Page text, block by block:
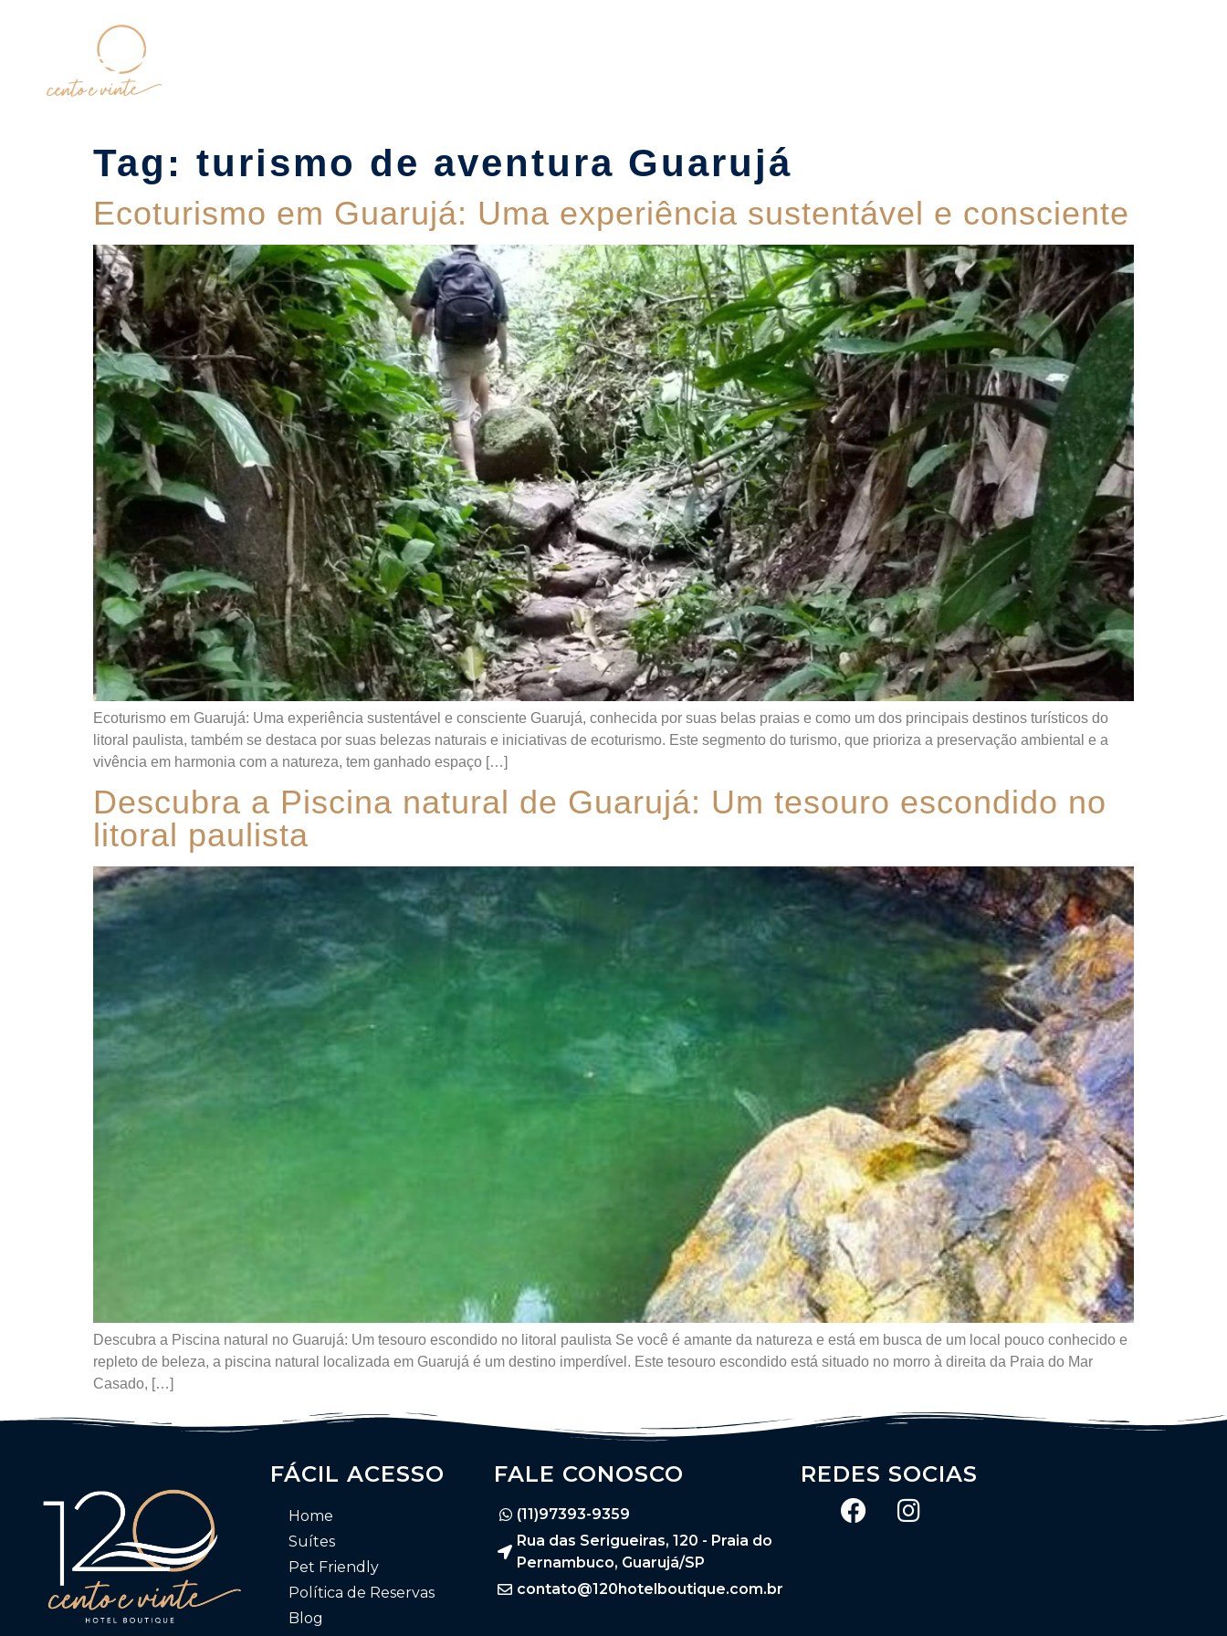
Tag: turismo de aventura Guarujá
Ecoturismo em Guarujá: Uma experiência sustentável e consciente
Ecoturismo em Guarujá: Uma experiência sustentável e consciente Guarujá, conhecida por suas belas praias e como um dos principais destinos turísticos do
litoral paulista, também se destaca por suas belezas naturais e iniciativas de ecoturismo. Este segmento do turismo, que prioriza a preservação ambiental e a
vivência em harmonia com a natureza, tem ganhado espaço […]
Descubra a Piscina natural de Guarujá: Um tesouro escondido no
litoral paulista
Descubra a Piscina natural no Guarujá: Um tesouro escondido no litoral paulista Se você é amante da natureza e está em busca de um local pouco conhecido e
repleto de beleza, a piscina natural localizada em Guarujá é um destino imperdível. Este tesouro escondido está situado no morro à direita da Praia do Mar
Casado, […]
FÁCIL ACESSO
Home
Suítes
Pet Friendly
Política de Reservas
Blog
FALE CONOSCO
(11)97393-9359
Rua das Serigueiras, 120 - Praia do
Pernambuco, Guarujá/SP
contato@120hotelboutique.com.br
REDES SOCIAS